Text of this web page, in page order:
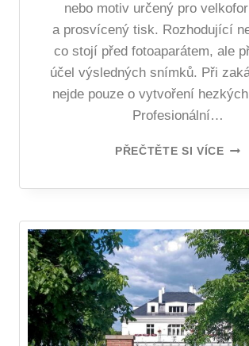
nebo motiv určený pro
a prosvícený tisk. Rozhodující
co stojí před fotoaparátem, ale
účel výsledných snímků. Při
nejde pouze o vytvoření
Profesionální…
PŘEČTĚTE SI VÍCE